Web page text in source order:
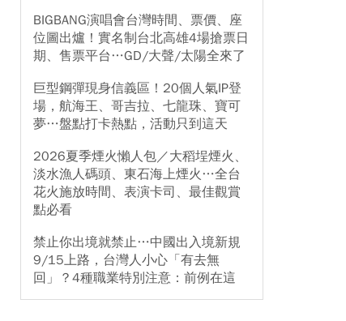
BIGBANG演唱會台灣時間、票價、座
位圖出爐！實名制台北高雄4場搶票日
期、售票平台…GD/大聲/太陽全來了
巨型鋼彈現身信義區！20個人氣IP登
場，航海王、哥吉拉、七龍珠、寶可
夢…盤點打卡熱點，活動只到這天
2026夏季煙火懶人包／大稻埕煙火、
淡水漁人碼頭、東石海上煙火…全台
花火施放時間、表演卡司、最佳觀賞
點必看
禁止你出境就禁止…中國出入境新規
9/15上路，台灣人小心「有去無
回」？4種職業特別注意：前例在這